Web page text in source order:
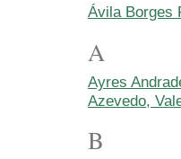
Ávila Borges
A
Ayres
Azevedo,
B